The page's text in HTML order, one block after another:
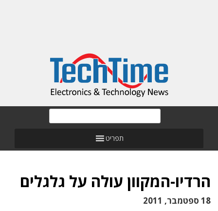
תפריט
הרדיו-המקוון עולה על גלגלים
18 ספטמבר, 2011